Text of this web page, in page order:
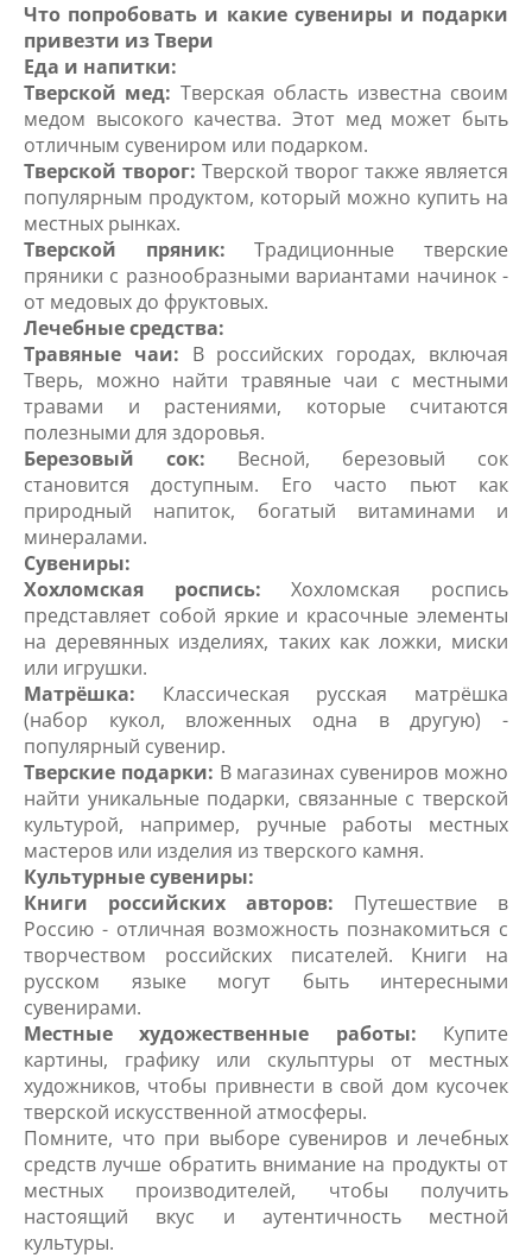
Что попробовать и какие сувениры и подарки
привезти из Твери
Еда и напитки:
Тверской мед: Тверская область известна своим
медом высокого качества. Этот мед может быть
отличным сувениром или подарком.
Тверской творог: Тверской творог также является
популярным продуктом, который можно купить на
местных рынках.
Тверской пряник: Традиционные тверские
пряники с разнообразными вариантами начинок -
от медовых до фруктовых.
Лечебные средства:
Травяные чаи: В российских городах, включая
Тверь, можно найти травяные чаи с местными
травами и растениями, которые считаются
полезными для здоровья.
Березовый сок: Весной, березовый сок
становится доступным. Его часто пьют как
природный напиток, богатый витаминами и
минералами.
Сувениры:
Хохломская роспись: Хохломская роспись
представляет собой яркие и красочные элементы
на деревянных изделиях, таких как ложки, миски
или игрушки.
Матрёшка: Классическая русская матрёшка
(набор кукол, вложенных одна в другую) -
популярный сувенир.
Тверские подарки: В магазинах сувениров можно
найти уникальные подарки, связанные с тверской
культурой, например, ручные работы местных
мастеров или изделия из тверского камня.
Культурные сувениры:
Книги российских авторов: Путешествие в
Россию - отличная возможность познакомиться с
творчеством российских писателей. Книги на
русском языке могут быть интересными
сувенирами.
Местные художественные работы: Купите
картины, графику или скульптуры от местных
художников, чтобы привнести в свой дом кусочек
тверской искусственной атмосферы.
Помните, что при выборе сувениров и лечебных
средств лучше обратить внимание на продукты от
местных производителей, чтобы получить
настоящий вкус и аутентичность местной
культуры.